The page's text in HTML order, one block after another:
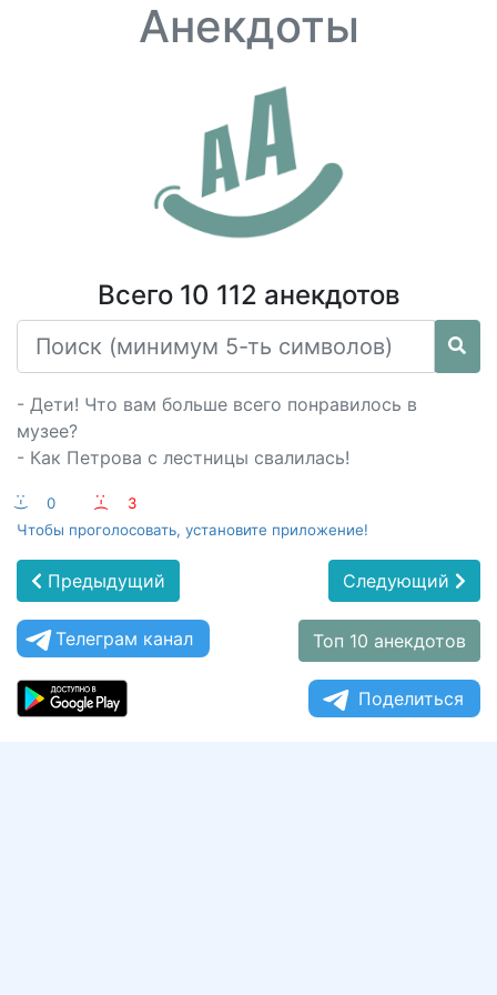
Анекдоты
Всего 10 112 анекдотов
- Дети! Что вам больше всего понравилось в
музее?
- Как Петрова с лестницы свалилась!
:-) 0 :-(
3
Чтобы проголосовать, установите приложение!
Предыдущий Следующий
Телеграм канал Топ 10 анекдотов
Поделиться